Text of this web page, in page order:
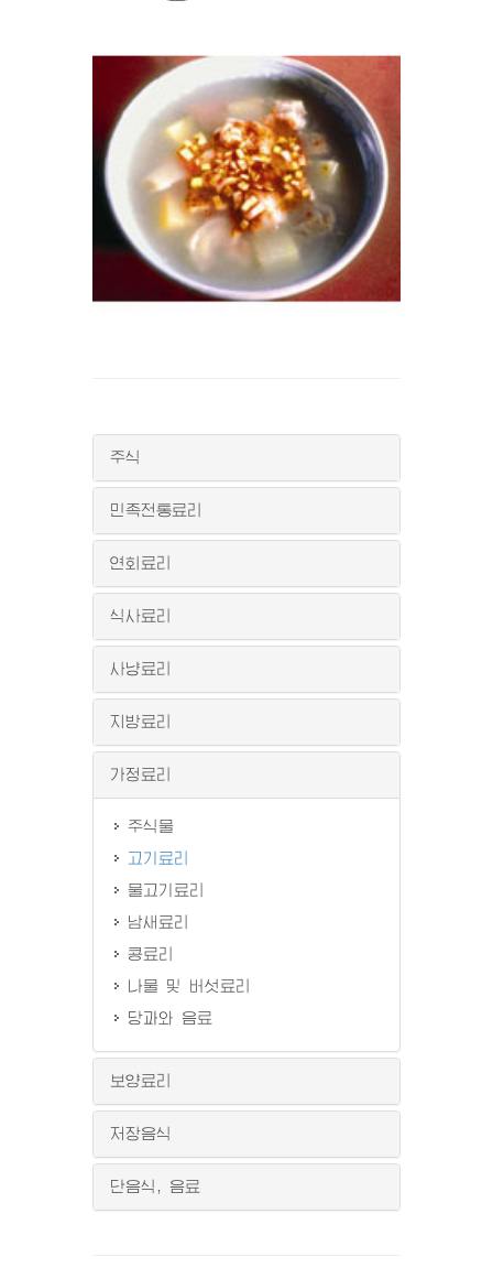
주식
민족전통료리
연회료리
식사료리
사냥료리
지방료리
가정료리
주식물
고기료리
물고기료리
남새료리
콩료리
나물 및 버섯료리
당과와 음료
보양료리
저장음식
단음식, 음료